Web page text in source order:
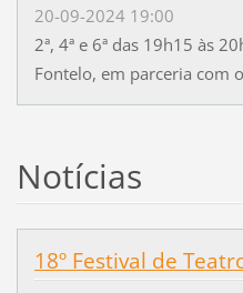
20-09-2024 19:00
2ª, 4ª e 6ª das 19h15 às
Fontelo, em parceria com
Notícias
18º Festival de